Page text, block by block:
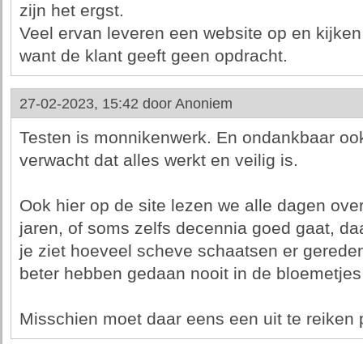
zijn het ergst.
Veel ervan leveren een website op en
want de klant geeft geen opdracht.
27-02-2023, 15:42 door Anoniem
Testen is monnikenwerk. En ondankbaar
verwacht dat alles werkt en veilig is.
Ook hier op de site lezen we alle dagen
jaren, of soms zelfs decennia goed gaat,
je ziet hoeveel scheve schaatsen er
beter hebben gedaan nooit in de
Misschien moet daar eens een uit te reiken